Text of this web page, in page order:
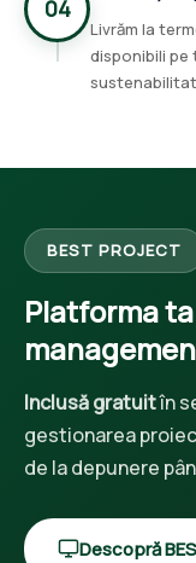
04
Livrăm la
disponibili pe
BEST PROJECT
Platforma
Inclusă gratuitîn
gestionarea
de la depunere
Descopră